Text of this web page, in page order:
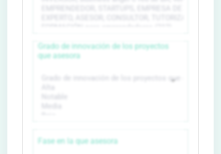
Grado de innovación de los proyectos
que asesora
Fase en la que asesora